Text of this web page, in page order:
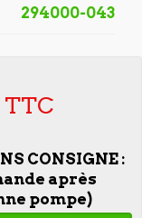
294000-043
TTC
CONSIGNE :
après
pompe)